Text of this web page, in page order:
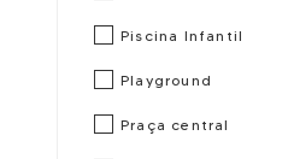
Piscina Infantil
Playground
Praça central